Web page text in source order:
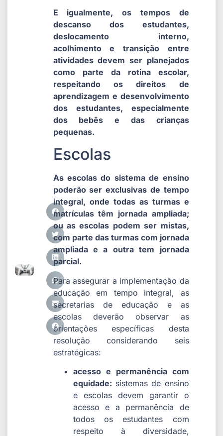
E igualmente, os tempos de
descanso dos estudantes,
deslocamento interno,
acolhimento e transição entre
atividades devem ser planejados
como parte da rotina escolar,
respeitando os direitos de
aprendizagem e desenvolvimento
dos estudantes, especialmente
dos bebês e das crianças
pequenas.
Escolas
As escolas do sistema de ensino
poderão ser exclusivas de tempo
integral, onde todas as turmas e
matrículas têm jornada ampliada;
ou as escolas podem ser mistas,
com parte das turmas com jornada
ampliada e a outra tem jornada
parcial.
Para assegurar a implementação da
educação em tempo integral, as
secretarias de educação e as
escolas deverão observar as
orientações específicas desta
resolução considerando seis
estratégicas:
acesso e permanência com
equidade: sistemas de ensino
e escolas devem garantir o
acesso e a permanência de
todos os estudantes com
respeito à diversidade,